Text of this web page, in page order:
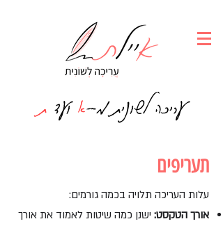
עריכה לשונית מ-אועד ת
תעריפים
עלות העריכה תלויה בכמה גורמים:
אורך הטקסט: ישנן כמה שיטות לאמוד את אורך